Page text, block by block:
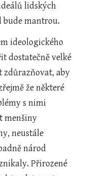
lidských
bude mantrou.
dostatečně velké
zdůrazňovat, aby
že některé
s nimi
menšiny
neustále
národ
Přirozené